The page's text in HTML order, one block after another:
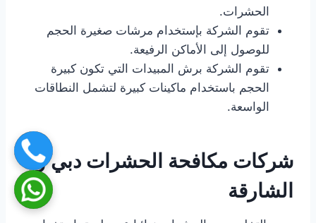
الحشرات.
تقوم الشركة بإستخدام مرشات صغيرة الحجم
للوصول إلى الأماكن الرفيعة.
تقوم الشركة برش المبيدات التي تكون كبيرة
الحجم باستخدام ماكينات كبيرة لتشمل النطاقات
الواسعة.
شركات مكافحة الحشرات دبي و
الشارقة